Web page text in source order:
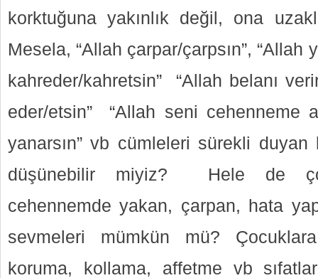
korktuğuna yakınlık değil, ona
Mesela, “Allah çarpar/çarpsın”, “Allah
kahreder/kahretsin” “Allah belanı
eder/etsin” “Allah seni cehenneme
yanarsın” vb cümleleri sürekli duyan
düşünebilir miyiz? Hele de
cehennemde yakan, çarpan, hata
sevmeleri mümkün mü?
koruma, kollama, affetme vb